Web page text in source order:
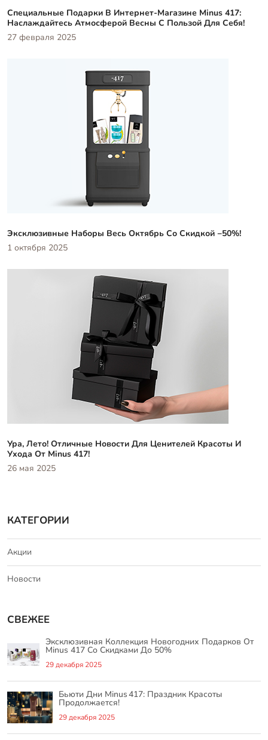
Специальные Подарки В Интернет-Магазине Minus 417:
Наслаждайтесь Атмосферой Весны С Пользой Для Себя!
27 февраля 2025
Эксклюзивные Наборы Весь Октябрь Со Скидкой −50%!
1 октября 2025
Ура, Лето! Отличные Новости Для Ценителей Красоты И
Ухода От Minus 417!
26 мая 2025
КАТЕГОРИИ
Акции
Новости
СВЕЖЕЕ
Эксклюзивная Коллекция Новогодних Подарков От
Minus 417 Со Скидками До 50%
29 декабря 2025
Бьюти Дни Minus 417: Праздник Красоты
Продолжается!
29 декабря 2025